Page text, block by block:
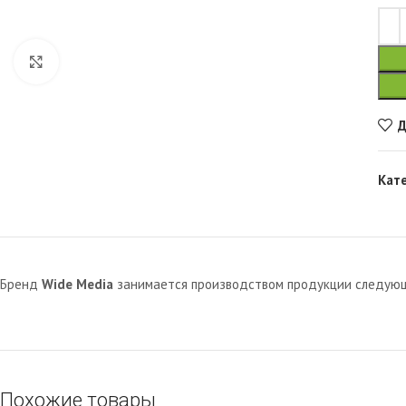
Бренд Wide Media занимается производством продукции
Похожие товары